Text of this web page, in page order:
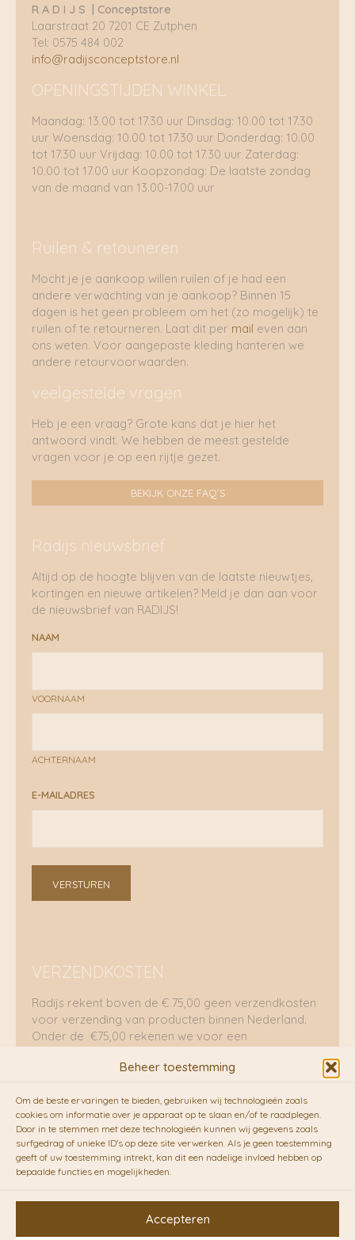
Beheer toestemming
Om de beste ervaringen te bieden, gebruiken wij technologieën zoals
cookies om informatie over je apparaat op te slaan en/of te raadplegen.
Door in te stemmen met deze technologieën kunnen wij gegevens zoals
surfgedrag of unieke ID's op deze site verwerken. Als je geen toestemming
geeft of uw toestemming intrekt, kan dit een nadelige invloed hebben op
bepaalde functies en mogelijkheden.
Accepteren
R A D I J S | Conceptstore
Laarstraat 20 7201 CE Zutphen
Tel: 0575 484 002
info@radijsconceptstore.nl
OPENINGSTIJDEN WINKEL
Maandag: 13.00 tot 17.30 uur Dinsdag: 10.00 tot 17.30
uur Woensdag: 10.00 tot 17.30 uur Donderdag: 10.00
tot 17.30 uur Vrijdag: 10.00 tot 17.30 uur Zaterdag:
10.00 tot 17.00 uur Koopzondag: De laatste zondag
van de maand van 13.00-17.00 uur
Ruilen & retouneren
Mocht je je aankoop willen ruilen of je had een
andere verwachting van je aankoop? Binnen 15
dagen is het geen probleem om het (zo mogelijk) te
ruilen of te retourneren. Laat dit per mail even aan
ons weten. Voor aangepaste kleding hanteren we
andere retourvoorwaarden.
veelgestelde vragen
Heb je een vraag? Grote kans dat je hier het
antwoord vindt. We hebben de meest gestelde
vragen voor je op een rijtje gezet.
BEKIJK ONZE FAQ'S
Radijs nieuwsbrief
Altijd op de hoogte blijven van de laatste nieuwtjes,
kortingen en nieuwe artikelen? Meld je dan aan voor
de nieuwsbrief van RADIJS!
NAAM
VOORNAAM
ACHTERNAAM
E-MAILADRES
VERSTUREN
VERZENDKOSTEN
Radijs rekent boven de € 75,00 geen verzendkosten
voor verzending van producten binnen Nederland.
Onder de €75,00 rekenen we voor een
RADIJS werkt samen met de duurzame bezorgdienst
vanFietskoeriers.nl. Pakketten (mits voorradig) voor
10.00 uur besteld op een doordeweekse dag,
bezorgen zij soms nog op dezelfde dag in de
avonduren! Brievenbuspakjes de volgende dag. En
waar mogelijk ook echt op de fiets!!